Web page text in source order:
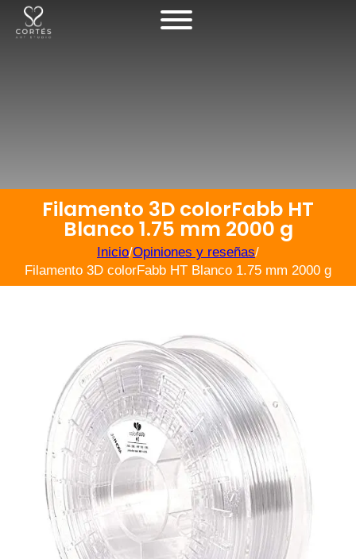
Filamento 3D colorFabb HT
Blanco 1.75 mm 2000 g
Inicio/Opiniones y reseñas/
Filamento 3D colorFabb HT Blanco 1.75 mm 2000 g